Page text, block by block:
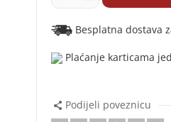
Besplatna dostava
Plaćanje karticama
Podijeli poveznicu